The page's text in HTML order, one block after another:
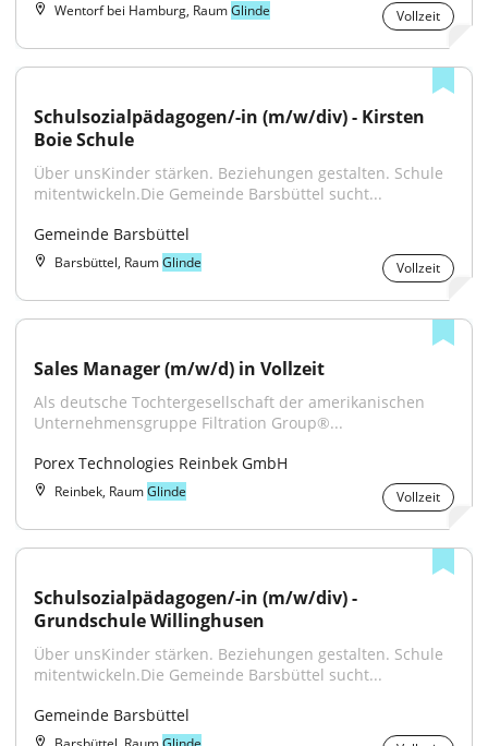
Wentorf bei Hamburg, RaumGlinde Vollzeit
Schulsozialpädagogen/-in (m/w/div) - Kirsten
Boie Schule
Über unsKinder stärken. Beziehungen gestalten. Schule
mitentwickeln.Die Gemeinde Barsbüttel sucht...
Gemeinde Barsbüttel
Barsbüttel, RaumGlinde Vollzeit
Sales Manager (m/w/d) in Vollzeit
Als deutsche Tochtergesellschaft der amerikanischen
Unternehmensgruppe Filtration Group®...
Porex Technologies Reinbek GmbH
Reinbek, RaumGlinde Vollzeit
Schulsozialpädagogen/-in (m/w/div) -
Grundschule Willinghusen
Über unsKinder stärken. Beziehungen gestalten. Schule
mitentwickeln.Die Gemeinde Barsbüttel sucht...
Gemeinde Barsbüttel